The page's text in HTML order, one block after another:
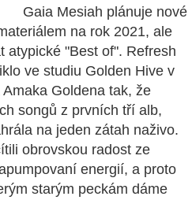
Gaia Mesiah plánuje nové
na rok 2021, ale
atypické "Best of". Refresh
ve studiu Golden Hive v
Goldena tak, že
songů z prvních tří alb,
na jeden zátah naživo.
obrovskou radost ze
energií, a proto
starým peckám dáme